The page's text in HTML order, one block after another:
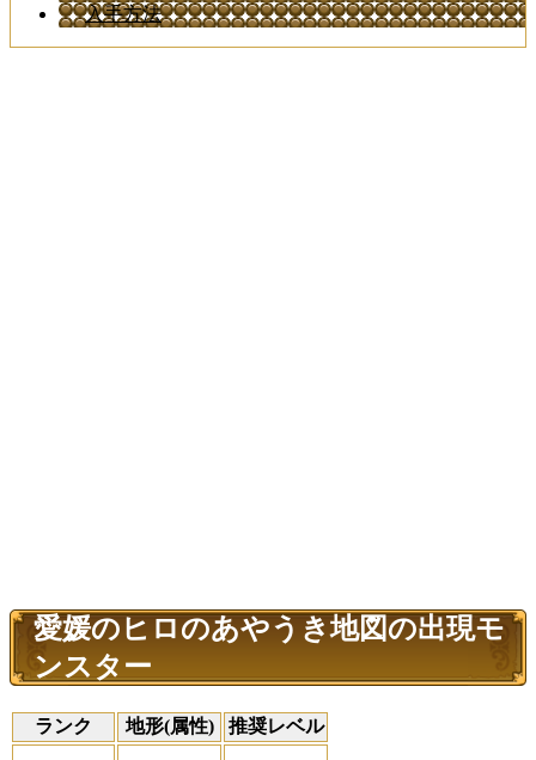
入手方法
愛媛のヒロのあやうき地図の出現モ
ンスター
ランク 地形(属性) 推奨レベル